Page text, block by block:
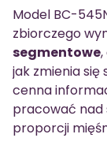
Model BC-
zbiorczego
segmentowe
jak zmienia się
cenna
pracować nad
proporcji